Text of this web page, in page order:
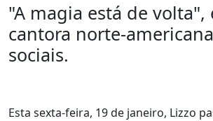
"A magia está de volta",
cantora norte-
sociais.
Esta sexta-feira, 19 de janeiro, Lizzo